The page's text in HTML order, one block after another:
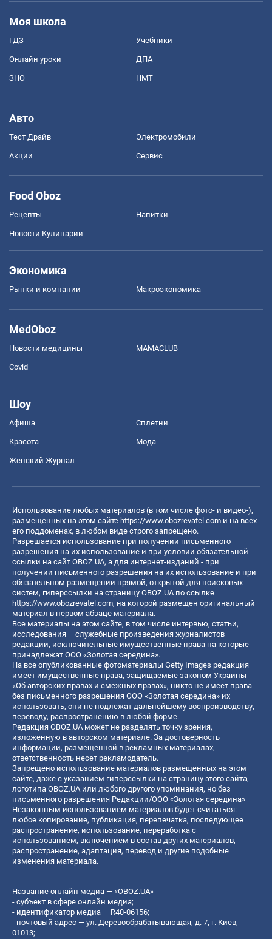
Моя школа
ГДЗ Учебники
Онлайн уроки ДПА
ЗНО НМТ
Авто
Тест Драйв Электромобили
Акции Сервис
Food Oboz
Рецепты Напитки
Новости Кулинарии
Экономика
Рынки и компании Mакроэкономика
MedOboz
Новости медицины MAMACLUB
Covid
Шоу
Афиша Сплетни
Красота Мода
Женский Журнал
Использование любых материалов (в том числе фото- и видео-),
размещенных на этом сайте https://www.obozrevatel.com и на всех
его поддоменах, в любом виде строго запрещено.
Разрешается использование при получении письменного
разрешения на их использование и при условии обязательной
ссылки на сайт OBOZ.UA, а для интернет-изданий - при
получении письменного разрешения на их использование и при
обязательном размещении прямой, открытой для поисковых
систем, гиперссылки на страницу OBOZ.UA по ссылке
https://www.obozrevatel.com, на которой размещен оригинальный
материал в первом абзаце материала.
Все материалы на этом сайте, в том числе интервью, статьи,
исследования – служебные произведения журналистов
редакции, исключительные имущественные права на которые
принадлежат ООО «Золотая середина».
На все опубликованные фотоматериалы Getty Images редакция
имеет имущественные права, защищаемые законом Украины
«Об авторских правах и смежных правах», никто не имеет права
без письменного разрешения ООО «Золотая середина» их
использовать, они не подлежат дальнейшему воспроизводству,
переводу, распространению в любой форме.
Редакция OBOZ.UA может не разделять точку зрения,
изложенную в авторском материале. За достоверность
информации, размещенной в рекламных материалах,
ответственность несет рекламодатель.
Запрещено использование материалов размещенных на этом
сайте, даже с указанием гиперссылки на страницу этого сайта,
логотипа OBOZ.UA или любого другого упоминания, но без
письменного разрешения Редакции/ООО «Золотая середина»
Незаконным использованием материалов будет считаться:
любое копирование, публикация, перепечатка, последующее
распространение, использование, переработка с
использованием, включением в состав других материалов,
распространение, адаптация, перевод и другие подобные
изменения материала.
Название онлайн медиа — «OBOZ.UA»
- субъект в сфере онлайн медиа;
- идентификатор медиа — R40-06156;
- почтовый адрес — ул. Деревообрабатывающая, д. 7, г. Киев,
01013;